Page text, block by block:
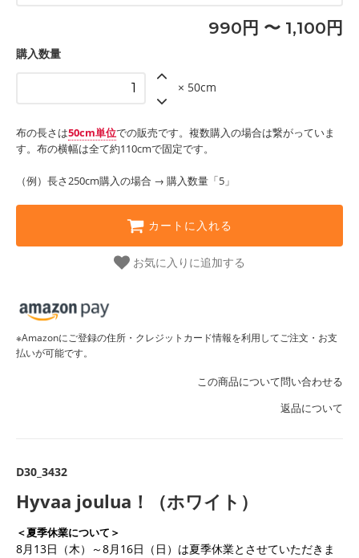
990円 〜 1,100円
購入数量
× 50cm
布の長さは50cm単位での販売です。複数購入の場合は繋がっていま
す。布の横幅は全て約110cmで固定です。
（例）長さ250cm購入の場合 → 購入数量「5」
カートに入れる
お気に入りに追加する
※Amazonにご登録の住所・クレジットカード情報を利用してご注文・お支
払いが可能です。
この商品について問い合わせる
返品について
D30_3432
Hyvaa joulua！（ホワイト）
＜夏季休業について＞
8月13日（木）～8月16日（日）は夏季休業とさせていただきま